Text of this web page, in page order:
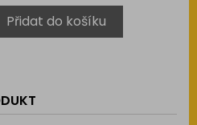
Přidat do košíku